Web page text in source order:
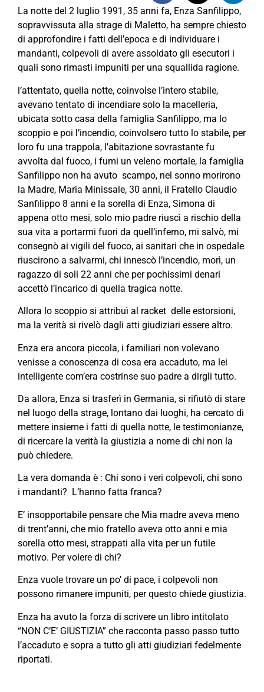
La notte del 2 luglio 1991, 35 anni fa, Enza Sanfilippo,
sopravvissuta alla strage di Maletto, ha sempre chiesto
di approfondire i fatti dell’epoca e di individuare i
mandanti, colpevoli di avere assoldato gli esecutori i
quali sono rimasti impuniti per una squallida ragione.
l’attentato, quella notte, coinvolse l’intero stabile,
avevano tentato di incendiare solo la macelleria,
ubicata sotto casa della famiglia Sanfilippo, ma lo
scoppio e poi l’incendio, coinvolsero tutto lo stabile, per
loro fu una trappola, l’abitazione sovrastante fu
avvolta dal fuoco, i fumi un veleno mortale, la famiglia
Sanfilippo non ha avuto scampo, nel sonno morirono
la Madre, Maria Minissale, 30 anni, il Fratello Claudio
Sanfilippo 8 anni e la sorella di Enza, Simona di
appena otto mesi, solo mio padre riuscì a rischio della
sua vita a portarmi fuori da quell’inferno, mi salvò, mi
consegnò ai vigili del fuoco, ai sanitari che in ospedale
riuscirono a salvarmi, chi innescò l’incendio, morì, un
ragazzo di soli 22 anni che per pochissimi denari
accettò l’incarico di quella tragica notte.
Allora lo scoppio si attribuì al racket delle estorsioni,
ma la verità si rivelò dagli atti giudiziari essere altro.
Enza era ancora piccola, i familiari non volevano
venisse a conoscenza di cosa era accaduto, ma lei
intelligente com’era costrinse suo padre a dirgli tutto.
Da allora, Enza si trasferì in Germania, si rifiutò di stare
nel luogo della strage, lontano dai luoghi, ha cercato di
mettere insieme i fatti di quella notte, le testimonianze,
di ricercare la verità la giustizia a nome di chi non la
può chiedere.
La vera domanda è : Chi sono i veri colpevoli, chi sono
i mandanti? L’hanno fatta franca?
E’ insopportabile pensare che Mia madre aveva meno
di trent’anni, che mio fratello aveva otto anni e mia
sorella otto mesi, strappati alla vita per un futile
motivo. Per volere di chi?
Enza vuole trovare un po’ di pace, i colpevoli non
possono rimanere impuniti, per questo chiede giustizia.
Enza ha avuto la forza di scrivere un libro intitolato
“NON C’E’ GIUSTIZIA” che racconta passo passo tutto
l’accaduto e sopra a tutto gli atti giudiziari fedelmente
riportati.